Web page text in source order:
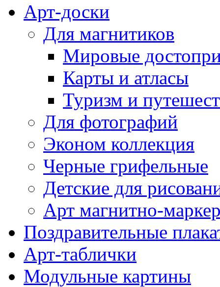
Арт-доски
Для магнитиков
Мировые
Карты и атласы
Туризм и
Для фотографий
Эконом коллекция
Черные грифельные
Детские для
Арт магнитно-
Поздравительные
Арт-таблички
Модульные картины